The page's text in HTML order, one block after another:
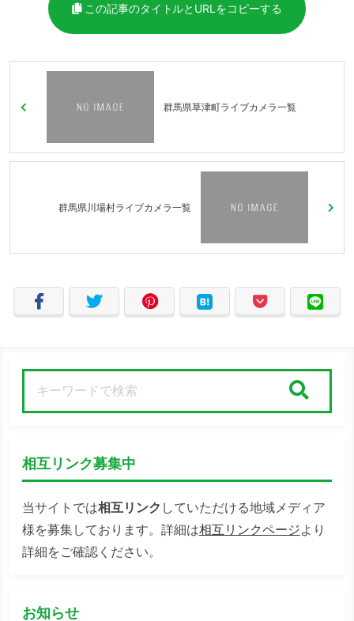
この記事のタイトルとURLをコピーする
群馬県草津町ライブカメラ一覧
群馬県川場村ライブカメラ一覧
相互リンク募集中
当サイトでは相互リンク していただける地域メディア
様を募集しております。詳細は相互リンクページより
詳細をご確認ください。
お知らせ